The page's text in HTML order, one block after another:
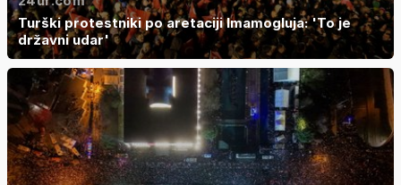
Turški protestniki po aretaciji Imamogluja: 'To je
državni udar'